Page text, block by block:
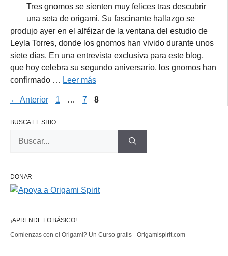
Tres gnomos se sienten muy felices tras descubrir
una seta de origami. Su fascinante hallazgo se
produjo ayer en el alféizar de la ventana del estudio de
Leyla Torres, donde los gnomos han vivido durante unos
siete días. En una entrevista exclusiva para este blog,
que hoy celebra su segundo aniversario, los gnomos han
confirmado … Leer más
← Anterior Página
1 … Página
7 Página
8
BUSCA EL SITIO
DONAR
¡APRENDE LO BÁSICO!
Comienzas con el Origami? Un Curso gratis - Origamispirit.com